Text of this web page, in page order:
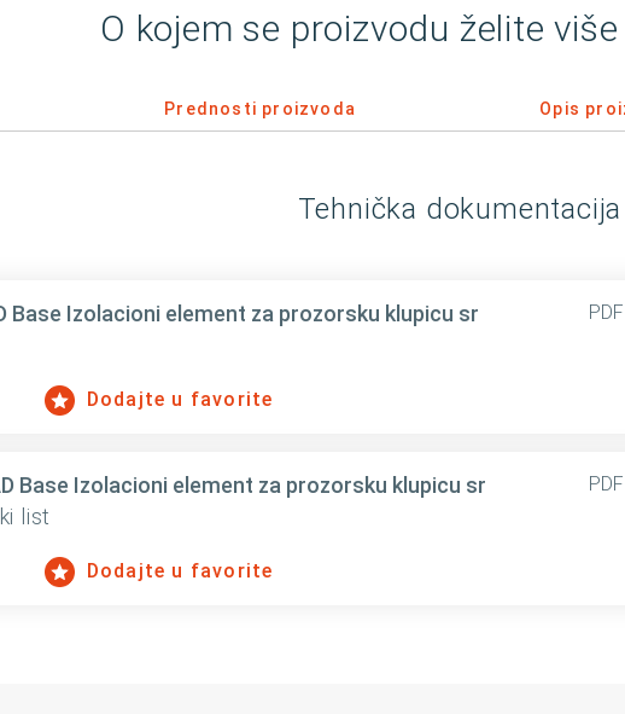
O kojem se proizvodu želite
Prednosti proizvoda Opis
Tehnička dokumentacija
Base Izolacioni element za prozorsku klupicu sr
PDF
Dodajte u favorite
Base Izolacioni element za prozorsku klupicu sr
list
PDF
Dodajte u favorite